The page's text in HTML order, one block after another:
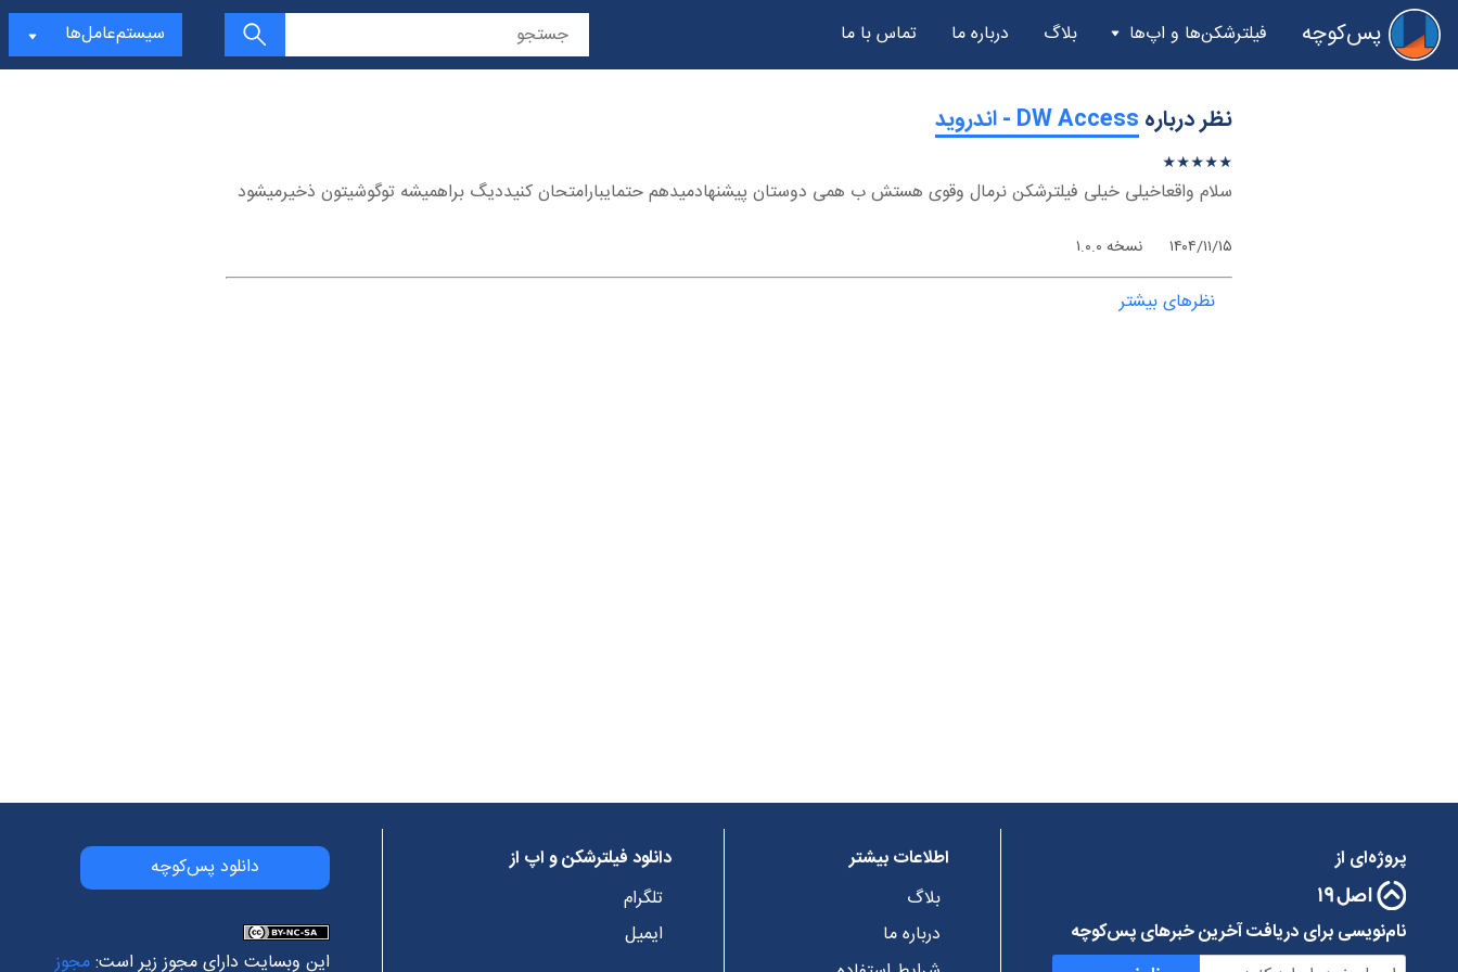
پس‌کوچه فیلترشکن‌ها و اپ‌ها بلاگ درباره ما تماس با ما سیستم‌عامل‌ها
نظر درباره ‫DW Access - اندروید
★★★★★
★
★
★
★
★
سلام واقعاخیلی خیلی فیلترشکن نرمال وقوی هستش ب همی دوستان پیشنهادمیدهم حتمایبارامتحان کنیددیگ براهمیشه توگوشیتون ذخیرمیشود
۱۴۰۴/۱۱/۱۵ نسخه ۱.۰.۰
نظرهای بیشتر
پروژه‌ای از
نام‌نویسی برای دریافت آخرین خبرهای پس‌کوچه
اطلاعات بیشتر
بلاگ
درباره ما
دانلود فیلترشکن و اپ از
تلگرام
ایمیل
دانلود پس‌کوچه
این وبسایت دارای مجوز زیر است:مجوز